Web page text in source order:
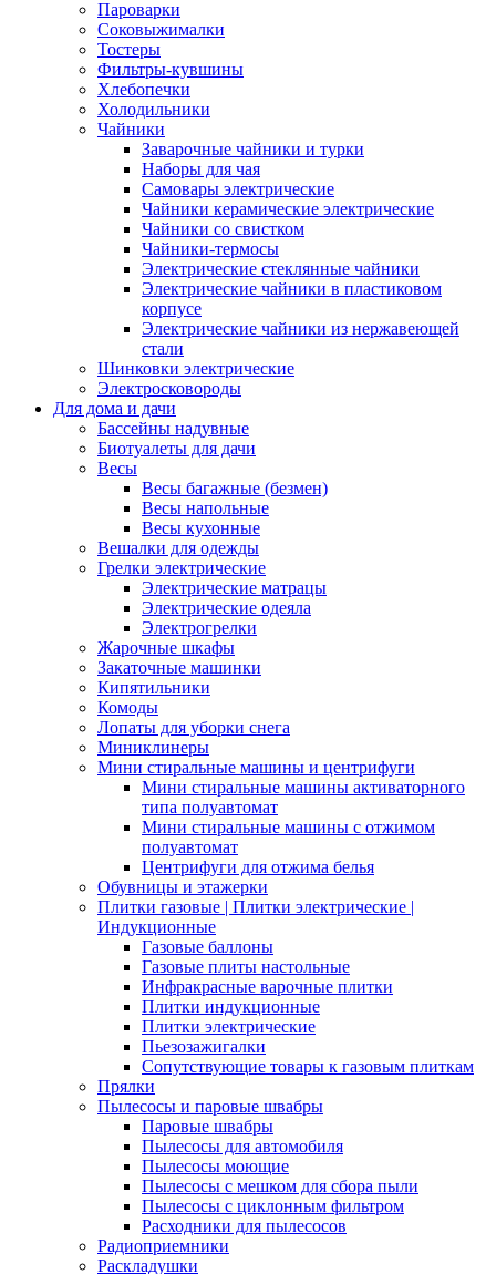
Пароварки
Соковыжималки
Тостеры
Фильтры-кувшины
Хлебопечки
Холодильники
Чайники
Заварочные чайники и турки
Наборы для чая
Самовары электрические
Чайники керамические электрические
Чайники со свистком
Чайники-термосы
Электрические стеклянные чайники
Электрические чайники в пластиковом
корпусе
Электрические чайники из нержавеющей
стали
Шинковки электрические
Электросковороды
Для дома и дачи
Бассейны надувные
Биотуалеты для дачи
Весы
Весы багажные (безмен)
Весы напольные
Весы кухонные
Вешалки для одежды
Грелки электрические
Электрические матрацы
Электрические одеяла
Электрогрелки
Жарочные шкафы
Закаточные машинки
Кипятильники
Комоды
Лопаты для уборки снега
Миниклинеры
Мини стиральные машины и центрифуги
Мини стиральные машины активаторного
типа полуавтомат
Мини стиральные машины с отжимом
полуавтомат
Центрифуги для отжима белья
Обувницы и этажерки
Плитки газовые | Плитки электрические |
Индукционные
Газовые баллоны
Газовые плиты настольные
Инфракрасные варочные плитки
Плитки индукционные
Плитки электрические
Пьезозажигалки
Сопутствующие товары к газовым плиткам
Прялки
Пылесосы и паровые швабры
Паровые швабры
Пылесосы для автомобиля
Пылесосы моющие
Пылесосы с мешком для сбора пыли
Пылесосы с циклонным фильтром
Расходники для пылесосов
Радиоприемники
Раскладушки